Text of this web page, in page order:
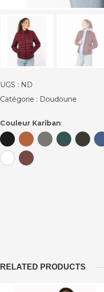
UGS : ND
Catégorie : Doudoune
Couleur Kariban:
RELATED PRODUCTS